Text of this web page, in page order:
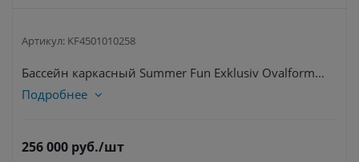
Артикул: KF4501010258
Бассейн каркасный Summer Fun Exklusiv Ovalform...
Подробнее
256 000 руб./шт